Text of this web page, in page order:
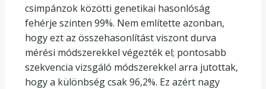
csimpánzok közötti genetikai hasonlóság
fehérje szinten 99%. Nem említette azonban,
hogy ezt az összehasonlítást viszont durva
mérési módszerekkel végezték el; pontosabb
szekvencia vizsgáló módszerekkel arra jutottak,
hogy a különbség csak 96,2%. Ez azért nagy